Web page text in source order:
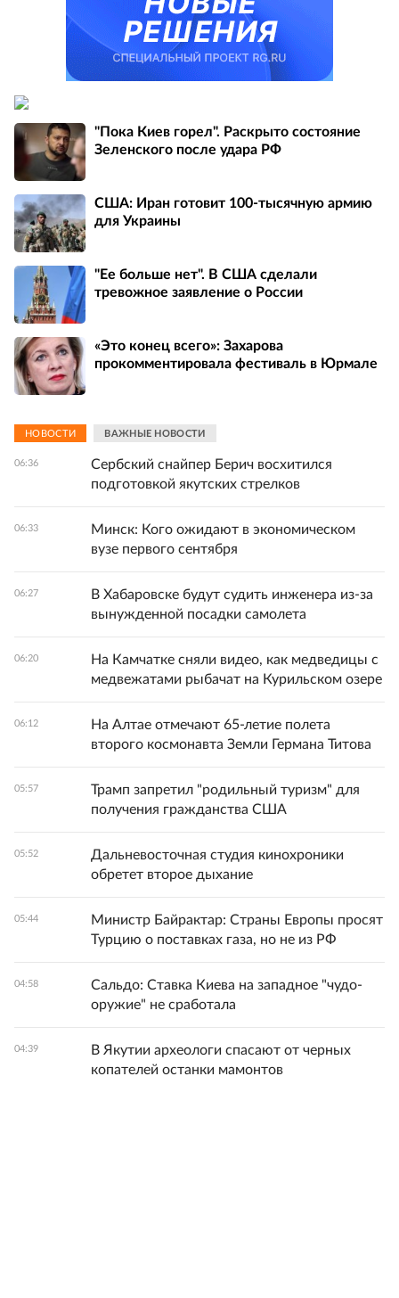
"Пока Киев горел". Раскрыто состояние
Зеленского после удара РФ
США: Иран готовит 100-тысячную армию
для Украины
"Ее больше нет". В США сделали
тревожное заявление о России
«Это конец всего»: Захарова
прокомментировала фестиваль в Юрмале
НОВОСТИ ВАЖНЫЕ НОВОСТИ
06:36
Сербский снайпер Берич восхитился
подготовкой якутских стрелков
06:33
Минск: Кого ожидают в экономическом
вузе первого сентября
06:27
В Хабаровске будут судить инженера из-за
вынужденной посадки самолета
06:20
На Камчатке сняли видео, как медведицы с
медвежатами рыбачат на Курильском озере
06:12
На Алтае отмечают 65-летие полета
второго космонавта Земли Германа Титова
05:57
Трамп запретил "родильный туризм" для
получения гражданства США
05:52
Дальневосточная студия кинохроники
обретет второе дыхание
05:44
Министр Байрактар: Страны Европы просят
Турцию о поставках газа, но не из РФ
04:58
Сальдо: Ставка Киева на западное "чудо-
оружие" не сработала
04:39
В Якутии археологи спасают от черных
копателей останки мамонтов